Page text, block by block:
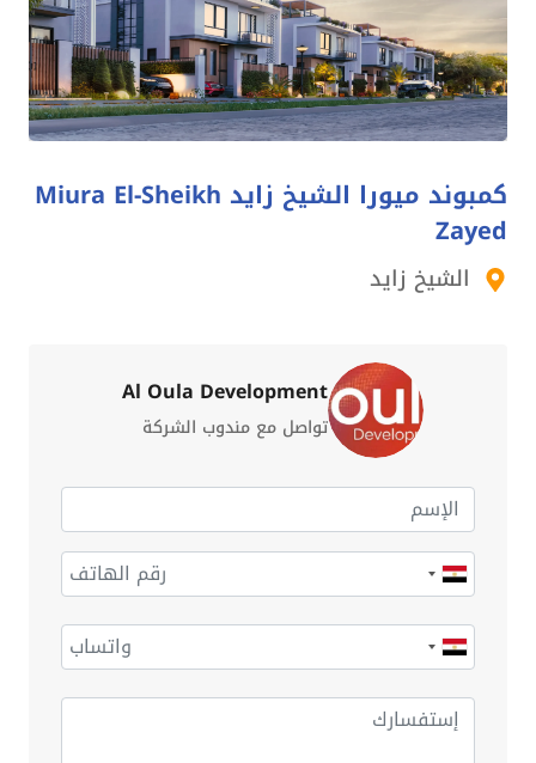
كمبوند ميورا الشيخ زايد Miura El-Sheikh
Zayed
الشيخ زايد
Al Oula Development
تواصل مع مندوب الشركة